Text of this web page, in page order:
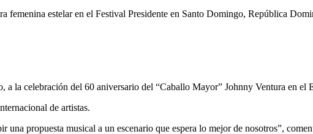
estelar en el Festival Presidente en Santo Domingo, República
a la celebración del 60 aniversario del “Caballo Mayor” Johnny Ventura en el
de artistas.
propuesta musical a un escenario que espera lo mejor de nosotros”,